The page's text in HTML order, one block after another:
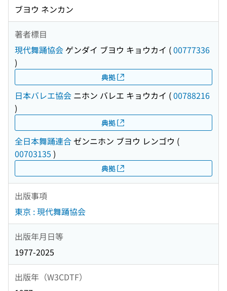
ブヨウ ネンカン
著者標目
現代舞踊協会 ゲンダイ ブヨウ キョウカイ (00777336
)
典拠
日本バレエ協会 ニホン バレエ キョウカイ (00788216
)
典拠
全日本舞踊連合ゼンニホン ブヨウ レンゴウ (
00703135 )
典拠
出版事項
東京 : 現代舞踊協会
出版年月日等
1977-2025
出版年（W3CDTF）